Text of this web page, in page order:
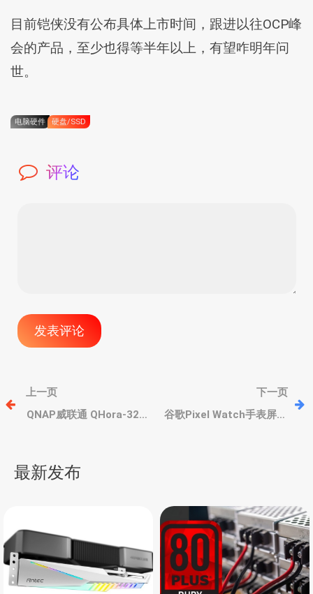
目前铠侠没有公布具体上市时间，跟进以往OCP峰
会的产品，至少也得等半年以上，有望咋明年问
世。
电脑硬件 硬盘/SSD
评论
文
章
航
上一页
QNAP威联通 QHora-322
下一页
谷歌Pixel Watch手表屏幕
最新发布